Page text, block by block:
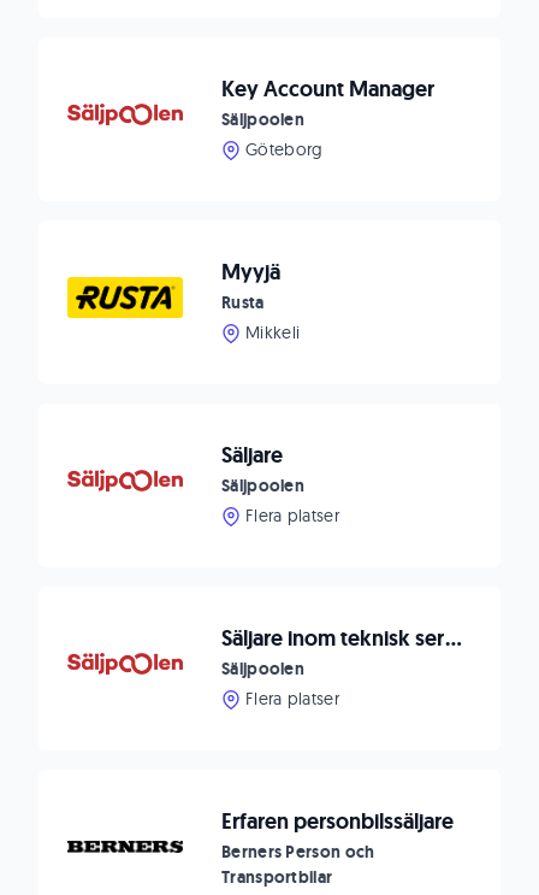
Key Account Manager
Säljpoolen
Göteborg
Myyjä
Rusta
Mikkeli
Säljare
Säljpoolen
Flera platser
Säljare inom teknisk service
Säljpoolen
Flera platser
Erfaren personbilssäljare
Berners Person och
Transportbilar